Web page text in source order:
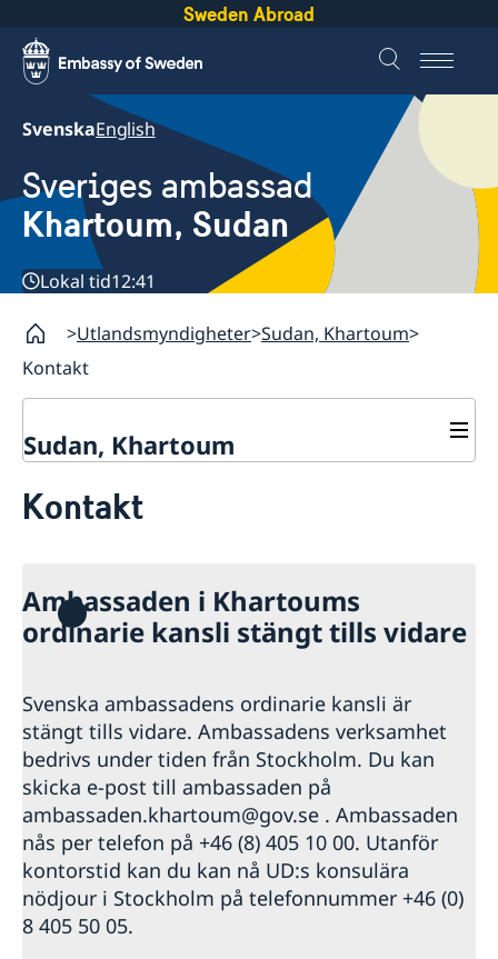
Sweden Abroad
SvenskaEnglish
Sveriges ambassad
Khartoum, Sudan
Lokal tid12:41
Utlandsmyndigheter Sudan, Khartoum
Kontakt
Sudan, Khartoum
Om oss
Lediga tjänster
Information för avslagna viseringar
Information för beviljade viseringar
Kontakt
Ambassaden i Khartoums
ordinarie kansli stängt tills vidare
Svenska ambassadens ordinarie kansli är
stängt tills vidare. Ambassadens verksamhet
bedrivs under tiden från Stockholm. Du kan
skicka e-post till ambassaden på
ambassaden.khartoum@gov.se . Ambassaden
nås per telefon på +46 (8) 405 10 00. Utanför
kontorstid kan du kan nå UD:s konsulära
nödjour i Stockholm på telefonnummer +46 (0)
8 405 50 05.